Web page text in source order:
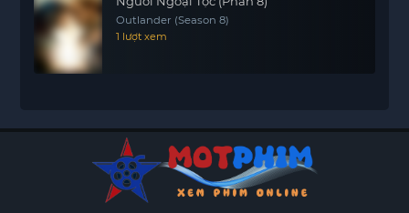
Outlander (Season 8)
1 lượt xem